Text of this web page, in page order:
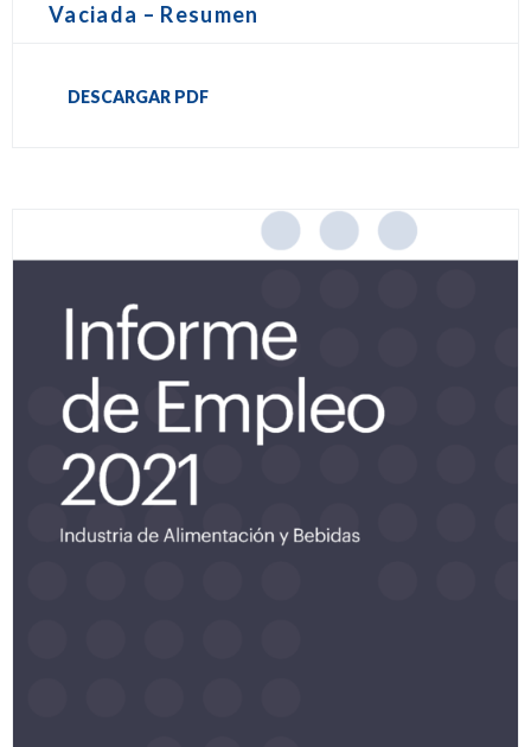
Vaciada – Resumen
DESCARGAR PDF